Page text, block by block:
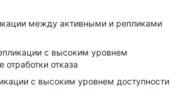
между активными и репликами
с высоким уровнем
отработки отказа
с высоким уровнем доступности